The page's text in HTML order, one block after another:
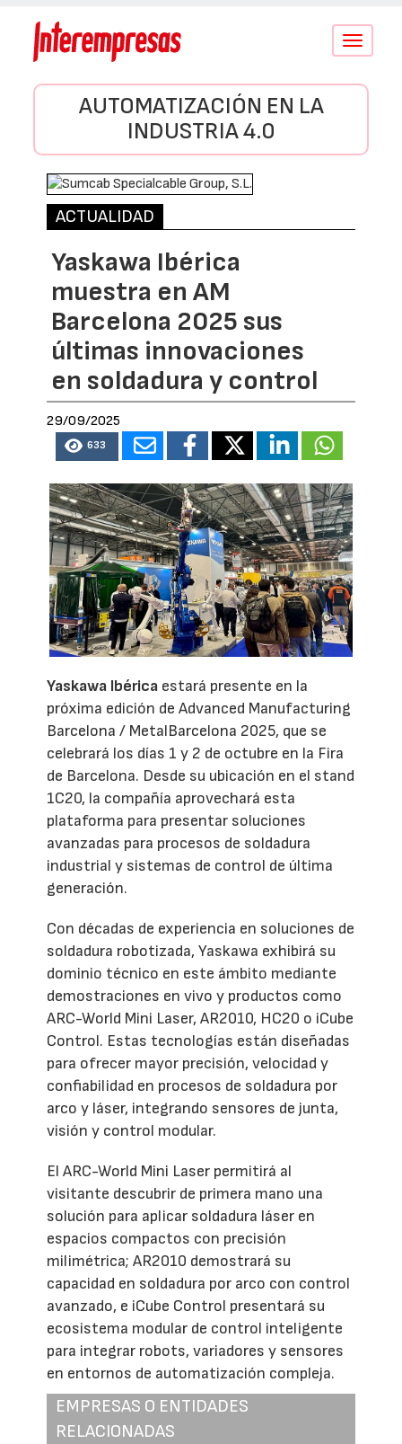
Conmutar
AUTOMATIZACIÓN EN LA
INDUSTRIA 4.0
ACTUALIDAD
Yaskawa Ibérica
muestra en AM
Barcelona 2025 sus
últimas innovaciones
en soldadura y control
29/09/2025
633
Yaskawa Ibérica estará presente en la
próxima edición de Advanced Manufacturing
Barcelona / MetalBarcelona 2025, que se
celebrará los días 1 y 2 de octubre en la Fira
de Barcelona. Desde su ubicación en el stand
1C20, la compañía aprovechará esta
plataforma para presentar soluciones
avanzadas para procesos de soldadura
industrial y sistemas de control de última
generación.
Con décadas de experiencia en soluciones de
soldadura robotizada, Yaskawa exhibirá su
dominio técnico en este ámbito mediante
demostraciones en vivo y productos como
ARC-World Mini Laser, AR2010, HC20 o iCube
Control. Estas tecnologías están diseñadas
para ofrecer mayor precisión, velocidad y
confiabilidad en procesos de soldadura por
arco y láser, integrando sensores de junta,
visión y control modular.
El ARC-World Mini Laser permitirá al
visitante descubrir de primera mano una
solución para aplicar soldadura láser en
espacios compactos con precisión
milimétrica; AR2010 demostrará su
capacidad en soldadura por arco con control
avanzado, e iCube Control presentará su
ecosistema modular de control inteligente
para integrar robots, variadores y sensores
en entornos de automatización compleja.
EMPRESAS O ENTIDADES
RELACIONADAS